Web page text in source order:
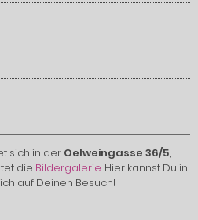
sich in der Oelweingasse 36/5,
die Bildergalerie. Hier kannst Du in
auf Deinen Besuch!